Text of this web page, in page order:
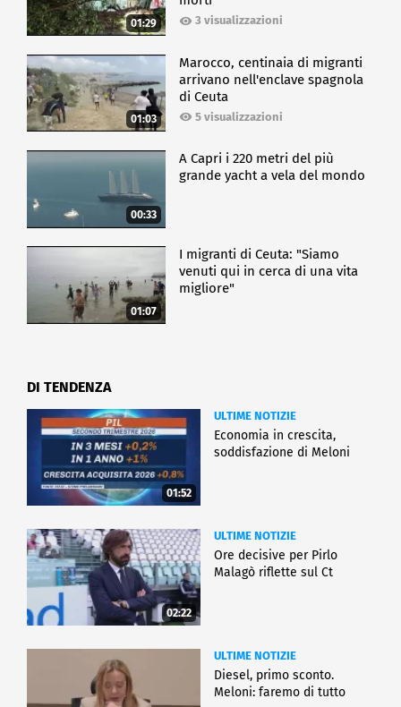
01:29 3 visualizzazioni
01:03
Marocco, centinaia di migranti
arrivano nell'enclave spagnola
di Ceuta
5 visualizzazioni
00:33
A Capri i 220 metri del più
grande yacht a vela del mondo
01:07
I migranti di Ceuta: "Siamo
venuti qui in cerca di una vita
migliore"
DI TENDENZA
01:52
ULTIME NOTIZIE
Economia in crescita,
soddisfazione di Meloni
02:22
ULTIME NOTIZIE
Ore decisive per Pirlo
Malagò riflette sul Ct
ULTIME NOTIZIE
Diesel, primo sconto.
Meloni: faremo di tutto